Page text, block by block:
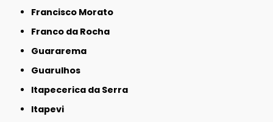
Francisco Morato
Franco da Rocha
Guararema
Guarulhos
Itapecerica da Serra
Itapevi